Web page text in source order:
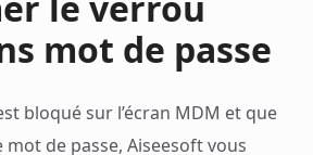
mot de passe
bloqué sur l’écran MDM et que
mot de passe, Aiseesoft vous